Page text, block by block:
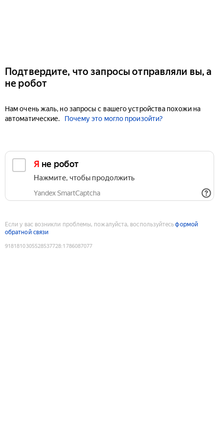
Подтвердите, что запросы отправляли вы, а
не робот
Нам очень жаль, но запросы с вашего устройства похожи на
автоматические.
Почему это могло произойти?
Я не робот
Нажмите, чтобы продолжить
Yandex SmartCaptcha
Если у вас возникли проблемы, пожалуйста, воспользуйтесьформой
обратной связи
9181810305528537728:1786087077